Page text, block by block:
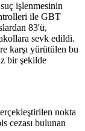
işlenmesinin
ile GBT
83'ü,
sevk edildi.
karşı yürütülen bu
bir şekilde
nokta
cezası bulunan